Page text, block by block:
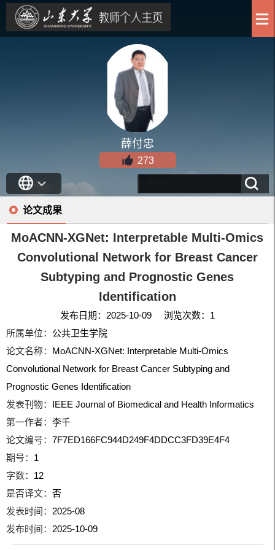
薛付忠
273
论文成果
MoACNN-XGNet: Interpretable Multi-Omics
Convolutional Network for Breast Cancer
Subtyping and Prognostic Genes
Identification
发布日期：2025-10-09 浏览次数： 1
所属单位： 公共卫生学院
论文名称： MoACNN-XGNet: Interpretable Multi-Omics
Convolutional Network for Breast Cancer Subtyping and
Prognostic Genes Identification
发表刊物： IEEE Journal of Biomedical and Health Informatics
第一作者：李千
论文编号：7F7ED166FC944D249F4DDCC3FD39E4F4
期号： 1
字数： 12
是否译文：否
发表时间： 2025-08
发布时间： 2025-10-09